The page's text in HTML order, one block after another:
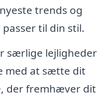
trends og
til din stil.
særlige lejligheder
med at sætte dit
der fremhæver dit